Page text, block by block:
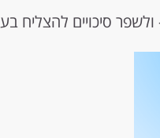
סיכויים להצליח